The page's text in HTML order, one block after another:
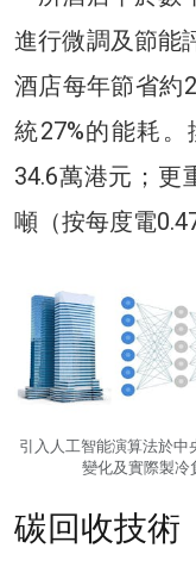
進行微調及節能
酒店每年節省約
統27%的能耗
34.6萬港元；更
噸（按每度電
引入人工智能演算法於
變化及實際製冷
碳回收技術